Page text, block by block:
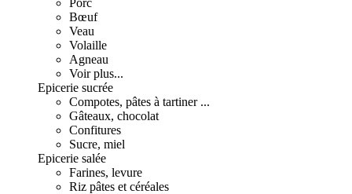
Porc
Bœuf
Veau
Volaille
Agneau
Voir plus...
Epicerie sucrée
Compotes, pâtes à tartiner ...
Gâteaux, chocolat
Confitures
Sucre, miel
Epicerie salée
Farines, levure
Riz pâtes et céréales